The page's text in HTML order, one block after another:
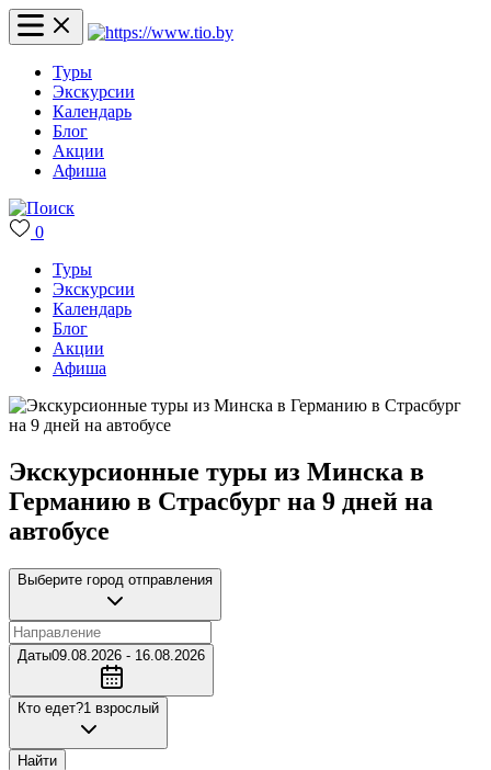
Туры
Экскурсии
Календарь
Блог
Акции
Афиша
0
Туры
Экскурсии
Календарь
Блог
Акции
Афиша
Экскурсионные туры из Минска в
Германию в Страсбург на 9 дней на
автобусе
Выберите город отправления
Даты09.08.2026 - 16.08.2026
Кто едет?1 взрослый
Найти